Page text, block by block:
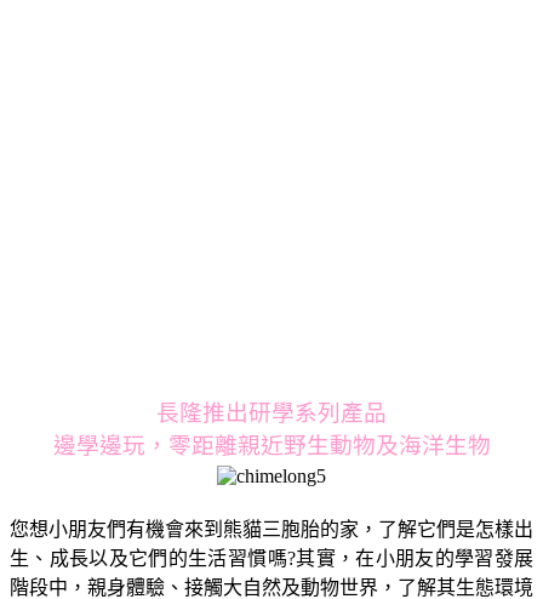
長隆推出研學系列產品
邊學邊玩，零距離親近野生動物及海洋生物
您想小朋友們有機會來到熊貓三胞胎的家，了解它們是怎樣出
生、成長以及它們的生活習慣嗎?其實，在小朋友的學習發展
階段中，親身體驗、接觸大自然及動物世界，了解其生態環境